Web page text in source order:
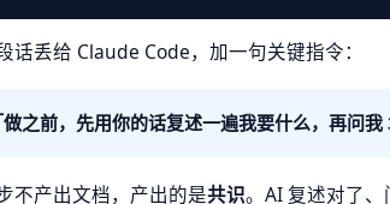
话丢给 Claude Code，加一句关键指令：
做之前，先用你的话复述一遍我要什么，再问
不产出文档，产出的是共识。AI 复述对了